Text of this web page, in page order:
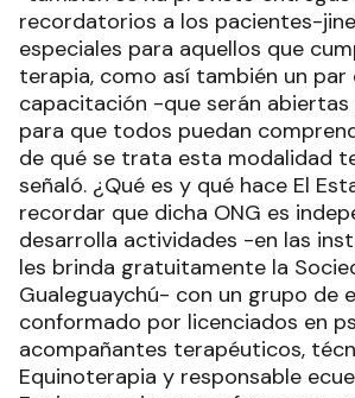
recordatorios a los pacientes-
especiales para aquellos que
terapia, como así también un par
capacitación -que serán
para que todos puedan
de qué se trata esta modalidad
señaló. ¿Qué es y qué hace El
recordar que dicha ONG es
desarrolla actividades -en las
les brinda gratuitamente la
Gualeguaychú- con un grupo de
conformado por licenciados en
acompañantes terapéuticos,
Equinoterapia y responsable